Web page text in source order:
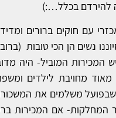
להירדם בכלל…:)
עם חוקים ברורים
נשים הן הכי טובות
המכירות המוביל- היה
מחויבת לילדים
משלמים את
המחלקות- אם המכירות